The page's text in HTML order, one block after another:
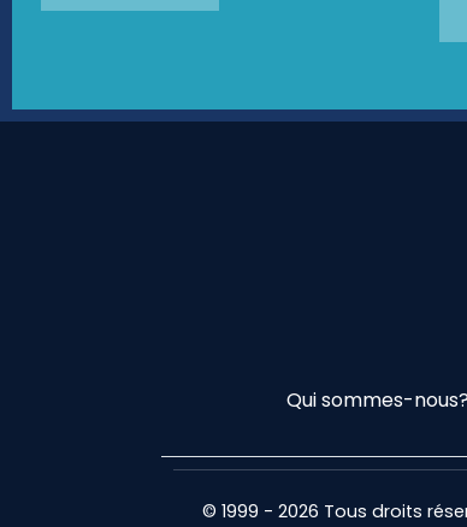
Qui sommes-
© 1999 - 2026 Tous droits